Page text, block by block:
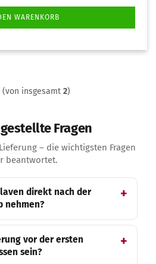
WARENKORB
(von insgesamt 2)
Fragen
– die wichtigsten Fragen
beantwortet.
direkt nach der
nehmen?
vor der ersten
sein?